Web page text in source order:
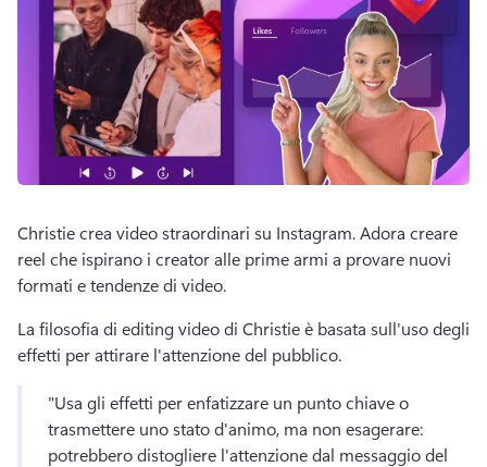
Christie crea video straordinari su Instagram. Adora creare
reel che ispirano i creator alle prime armi a provare nuovi
formati e tendenze di video.
La filosofia di editing video di Christie è basata sull'uso degli
effetti per attirare l'attenzione del pubblico.
"Usa gli effetti per enfatizzare un punto chiave o
trasmettere uno stato d'animo, ma non esagerare:
potrebbero distogliere l'attenzione dal messaggio del